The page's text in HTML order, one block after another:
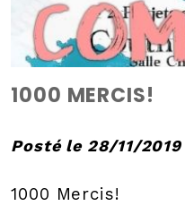
1000 MERCIS!
Posté le 28/11/2019
1000 Mercis!